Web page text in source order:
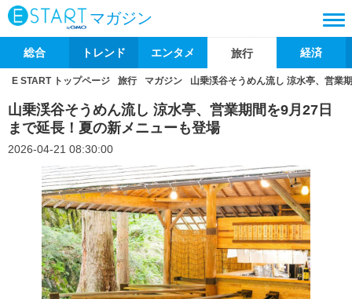
マガジン
総合 トレンド エンタメ 旅行 経済
E START トップページ 旅行 マガジン 山乗渓谷そうめん流し 涼水亭、営業
山乗渓谷そうめん流し 涼水亭、営業期間を9月27日
まで延長！夏の新メニューも登場
2026-04-21 08:30:00